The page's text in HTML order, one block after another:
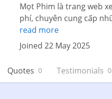
Mọt Phim là trang web
phí, chuyên cung cấp
read more
Joined 22 May 2025
Quotes 0 Testimonials 0